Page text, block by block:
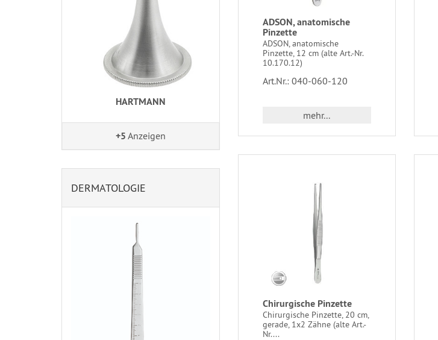
ADSON, anatomische
Pinzette
ADSON, anatomische
Pinzette, 12 cm (alte Art.-Nr.
10.170.12)
Art.Nr.: 040-060-120
mehr...
Chirurgische Pinzette
Chirurgische Pinzette, 20 cm,
gerade, 1x2 Zähne (alte Art.-
Nr....
HARTMANN
+5 Anzeigen
DERMATOLOGIE